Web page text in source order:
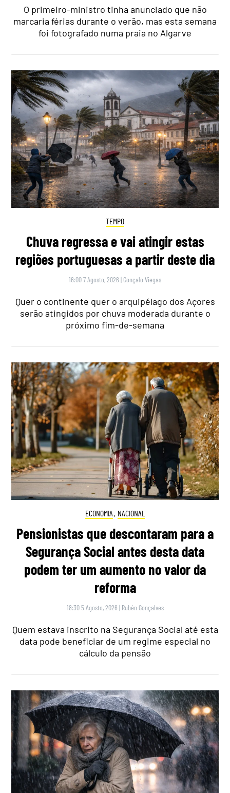
O primeiro-ministro tinha anunciado que não
marcaria férias durante o verão, mas esta semana
foi fotografado numa praia no Algarve
TEMPO
Chuva regressa e vai atingir estas
regiões portuguesas a partir deste dia
16:00 7 Agosto, 2026 | Gonçalo Viegas
Quer o continente quer o arquipélago dos Açores
serão atingidos por chuva moderada durante o
próximo fim-de-semana
ECONOMIA , NACIONAL
Pensionistas que descontaram para a
Segurança Social antes desta data
podem ter um aumento no valor da
reforma
18:30 5 Agosto, 2026 | Rubén Gonçalves
Quem estava inscrito na Segurança Social até esta
data pode beneficiar de um regime especial no
cálculo da pensão